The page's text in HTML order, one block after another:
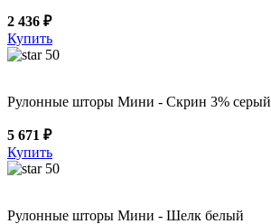
2 436 ₽
Купить
50
Рулонные шторы Мини - Скрин 3% серый
5 671 ₽
Купить
50
Рулонные шторы Мини - Шелк белый